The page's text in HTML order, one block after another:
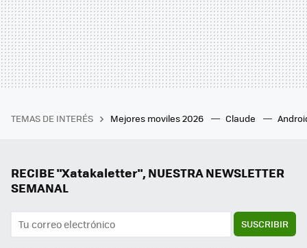
TEMAS DE INTERÉS Mejores moviles 2026 Claude
RECIBE "Xatakaletter", NUESTRA NEWSLETTER
SEMANAL
SUSCRIBIR